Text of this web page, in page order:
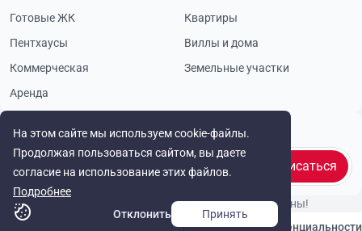
На этом сайте мы используем cookie-файлы.
Продолжая пользоваться сайтом, вы даете
согласие на использование этих файлов.
Подробнее
Отклонить
Принять
Будьте в курсе
Подписаться
Готовые ЖК
Квартиры
Пентхаусы
Виллы и дома
Коммерческая
Земельные участки
Аренда
© Cyprus Realestate 2026. Все права защищены!
Политика конфиденциальности